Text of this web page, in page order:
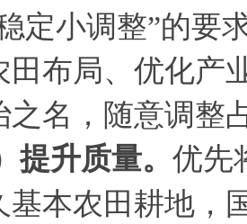
定小调整”的要
田布局、优化产
之名 ， 随意调整
提升质量。 优先
基本农田耕地 ，